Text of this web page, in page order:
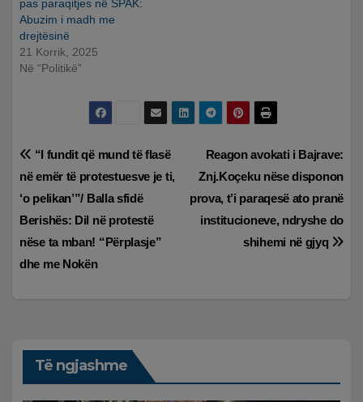
pas paraqitjes në SPAK:
Abuzim i madh me
drejtësinë
21 Korrik, 2025
Në “Politikë”
Lëvizje
te
postimet
Reagon avokati i Bajrave:
Znj.Koçeku nëse disponon
prova, t’i paraqesë ato pranë
institucioneve, ndryshe do
shihemi në gjyq
“I fundit që mund të flasë
në emër të protestuesve je ti,
‘o pelikan’”/ Balla sfidë
Berishës: Dil në protestë
nëse ta mban! “Përplasje”
dhe me Nokën
Të ngjashme